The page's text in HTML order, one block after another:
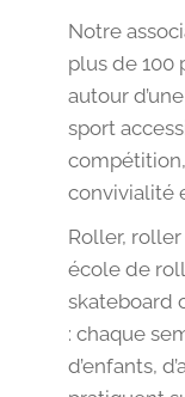
Notre
plus de 100
autour
sport
convivialité
Roller,
école de
skateboard
: chaque
d’enfants,